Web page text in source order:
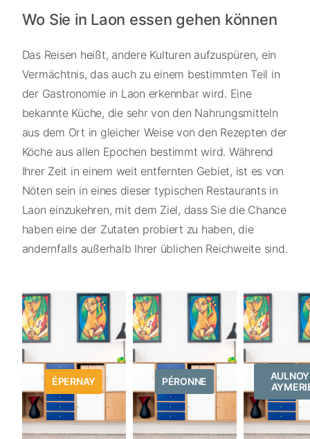
Wo Sie in Laon essen gehen können
Das Reisen heißt, andere Kulturen aufzuspüren, ein
Vermächtnis, das auch zu einem bestimmten Teil in
der Gastronomie in Laon erkennbar wird. Eine
bekannte Küche, die sehr von den Nahrungsmitteln
aus dem Ort in gleicher Weise von den Rezepten der
Köche aus allen Epochen bestimmt wird. Während
Ihrer Zeit in einem weit entfernten Gebiet, ist es von
Nöten sein in eines dieser typischen Restaurants in
Laon einzukehren, mit dem Ziel, dass Sie die Chance
haben eine der Zutaten probiert zu haben, die
andernfalls außerhalb Ihrer üblichen Reichweite sind.
ÉPERNAY PÉRONNE